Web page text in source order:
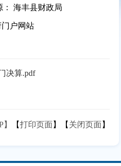
： 海丰县财政局
户网站
决算.pdf
【打印页面】【 关闭页面】